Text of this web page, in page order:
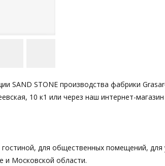
SAND STONE производства фабрики
10 к1 или через наш интернет-
для общественных помещений, для
и Московской области.